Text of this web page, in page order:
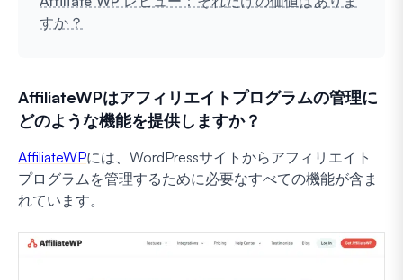
すか？
AffiliateWPはアフィリエイトプログラムの管理に
どのような機能を提供しますか？
AffiliateWPには、WordPressサイトからアフィリエイト
プログラムを管理するために必要なすべての機能が含ま
れています。